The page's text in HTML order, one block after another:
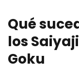
Qué
los
Goku